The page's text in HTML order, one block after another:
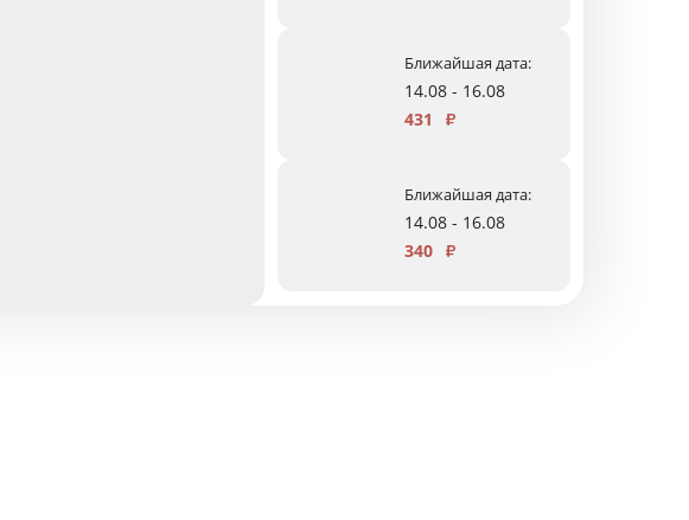
Ближайшая дата:
14.08 - 16.08
431
₽
Ближайшая дата:
14.08 - 16.08
340
₽